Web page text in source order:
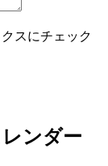
スにチェック
ンダー